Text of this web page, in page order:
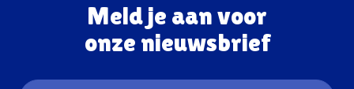
Meld je aan voor
onze nieuwsbrief